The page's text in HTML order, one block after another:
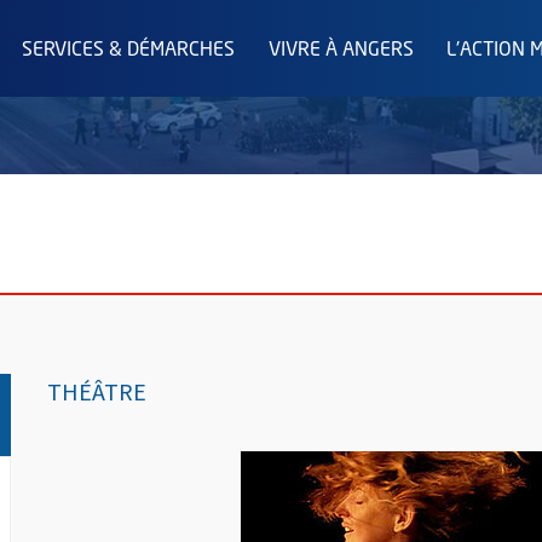
SERVICES & DÉMARCHES VIVRE À ANGERS L'ACTION
THÉÂTRE